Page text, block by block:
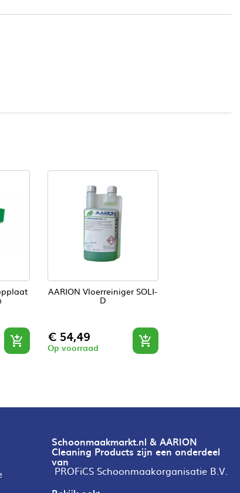

AARION Vloerreiniger SOLI-
D
Prijs
€ 54,49
Op voorraad 
Schoonmaakmarkt.nl & AARION
Cleaning Products zijn een onderdeel
van
PROFiCS Schoonmaakorganisatie B.V.